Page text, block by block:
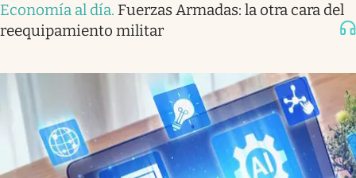
Economía al día. Fuerzas Armadas: la otra cara del
reequipamiento militar